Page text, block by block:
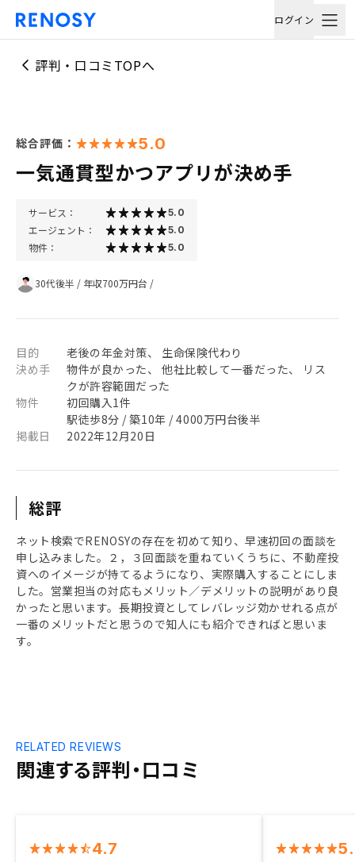
ログイン
評判・口コミTOPへ
総合評価： 5.0
一気通貫型かつアプリが決め手
サービス： 5.0
エージェント： 5.0
物件： 5.0
30代後半 / 年収700万円台 /
目的
老後の年金対策、 生命保険代わり
決め手
物件が良かった、 他社比較して一番だった、 リス
クが許容範囲だった
物件
初回購入1件
駅徒歩8分 / 築10年 / 4000万円台後半
掲載日
2022年12月20日
総評
ネット検索でRENOSYの存在を初めて知り、早速初回の面談を
申し込みました。２，３回面談を重ねていくうちに、不動産投
資へのイメージが持てるようになり、実際購入することにしま
した。営業担当の対応もメリット／デメリットの説明があり良
かったと思います。長期投資としてレバレッジ効かせれる点が
一番のメリットだと思うので知人にも紹介できればと思いま
す。
関連する評判・口コミ
RELATED REVIEWS
4.7